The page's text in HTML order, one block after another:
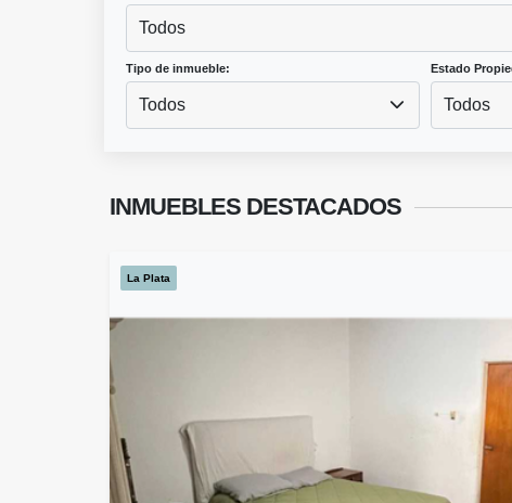
Todos
Tipo de inmueble:
Todos
Estado
Todos
INMUEBLES DESTACADOS
La Plata